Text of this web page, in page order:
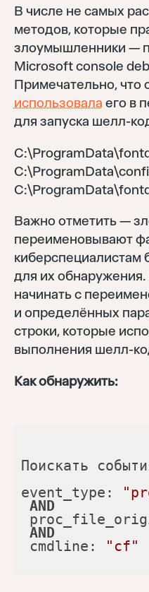
В числе не самых
методов, которые
злоумышленники —
Microsoft console
Примечательно, что
использовала его в
для запуска шелл-
Важно отметить —
переименовывают
для их
начинать с
и определённых
строки, которые
выполнения шелл-
Как обнаружить:
Поискать
event_type:
AND
AND
cmdline:
"cf"